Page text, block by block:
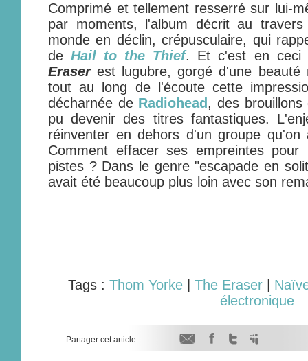
Comprimé et tellement resserré sur lui-
par moments, l'album décrit au
monde en déclin, crépusculaire, qui
deHail to the Thief. Et c'est en ceci
Eraserest lugubre, gorgé d'une beauté
tout au long de l'écoute cette
décharnée de Radiohead , des brouillons
pu devenir des titres fantastiques.
réinventer en dehors d'un groupe
Comment effacer ses empreintes
pistes ? Dans le genre "escapade en
avait été beaucoup plus loin avec son
Tags : Thom Yorke The Eraser
électronique
Partager cet article :